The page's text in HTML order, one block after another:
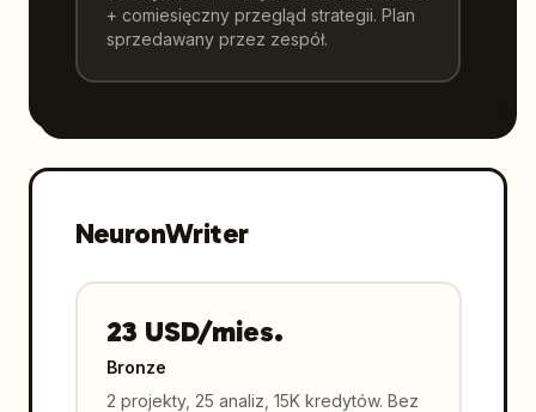
+ comiesięczny przegląd strategii. Plan
sprzedawany przez zespół.
NeuronWriter
23 USD/mies.
Bronze
2 projekty, 25 analiz, 15K kredytów. Bez